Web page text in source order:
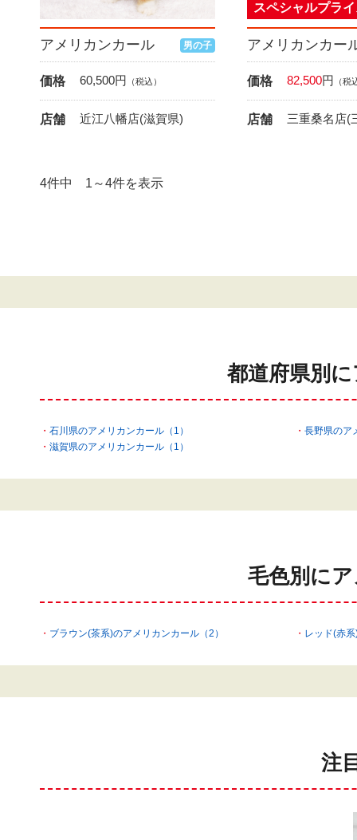
アメリカンカール 男の子
価格 60,500円 （税込）
店舗 近江八幡店(滋賀県)
アメリカンカー
スペシャルプラ
価格 82,500円 （税
店舗 三重桑名店(
4件中 1～4件を表示
都道府県別
石川県のアメリカンカール（1）
長野県のア
滋賀県のアメリカンカール（1）
毛色別に
ブラウン(茶系)のアメリカンカール（2） レッド(赤
注